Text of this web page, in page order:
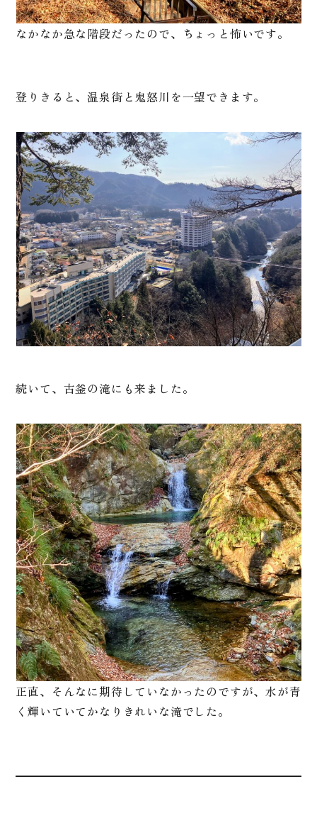
なかなか急な階段だったので、ちょっと怖いです。
登りきると、温泉街と鬼怒川を一望できます。
続いて、古釜の滝にも来ました。
正直、そんなに期待していなかったのですが、水が青
く輝いていてかなりきれいな滝でした。